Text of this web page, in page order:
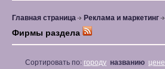
Главная страница Реклама и маркетинг
Фирмы раздела
Сортировать по: городу названию цене